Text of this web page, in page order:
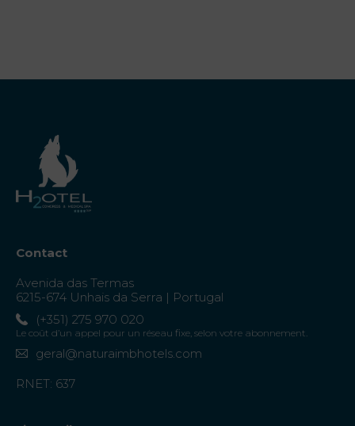
Contact
Avenida das Termas
6215-674 Unhais da Serra | Portugal
(+351) 275 970 020
Le coût d’un appel pour un réseau fixe, selon votre abonnement.
geral@naturaimbhotels.com
RNET: 637